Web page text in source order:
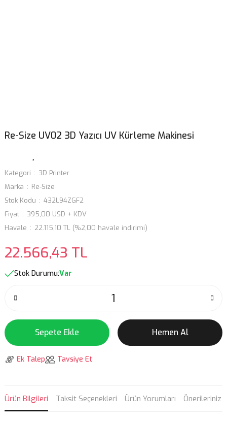
Re-Size UV02 3D Yazıcı UV Kürleme Makinesi
Kategori
3D Printer
Marka
Re-Size
Stok Kodu
432L94ZGF2
Fiyat
395,00 USD + KDV
Havale
22.115,10 TL (%2,00 havale indirimi)
22.566,43 TL
Stok Durumu:Var
Sepete Ekle Hemen Al
Ek Talep Tavsiye Et
Ürün Bilgileri Taksit Seçenekleri Ürün Yorumları Önerileriniz